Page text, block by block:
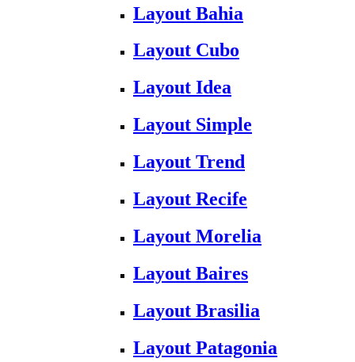
Layout Bahia
Layout Cubo
Layout Idea
Layout Simple
Layout Trend
Layout Recife
Layout Morelia
Layout Baires
Layout Brasilia
Layout Patagonia